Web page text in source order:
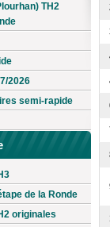
TH2
2026
semi-rapide
de la Ronde
originales